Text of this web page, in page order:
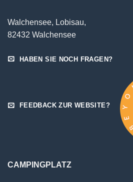
Walchensee, Lobisau,
82432 Walchensee
HABEN SIE NOCH FRAGEN?
FEEDBACK ZUR WEBSITE?
CAMPINGPLATZ